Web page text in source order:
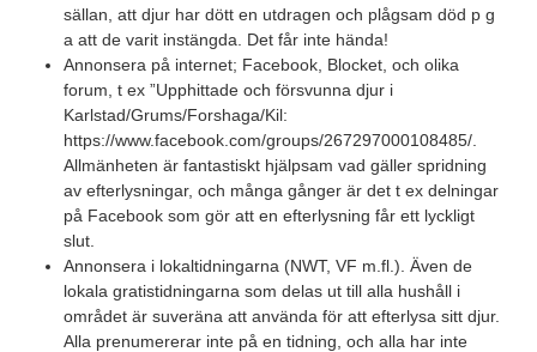
sällan, att djur har dött en utdragen och plågsam död p g
a att de varit instängda. Det får inte hända!
Annonsera på internet; Facebook, Blocket, och olika
forum, t ex ”Upphittade och försvunna djur i
Karlstad/Grums/Forshaga/Kil:
https://www.facebook.com/groups/267297000108485/.
Allmänheten är fantastiskt hjälpsam vad gäller spridning
av efterlysningar, och många gånger är det t ex delningar
på Facebook som gör att en efterlysning får ett lyckligt
slut.
Annonsera i lokaltidningarna (NWT, VF m.fl.). Även de
lokala gratistidningarna som delas ut till alla hushåll i
området är suveräna att använda för att efterlysa sitt djur.
Alla prenumererar inte på en tidning, och alla har inte